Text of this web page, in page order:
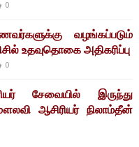
0
வழங்கப்படும்
உதவுதொகை அதிகரிப்பு
0
சேவையில் இருந்து
ஆசிரியர் நிலாம்தீன்